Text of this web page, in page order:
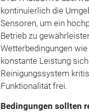
kontinuierlich die
Sensoren, um ein
Betrieb zu
Wetterbedingungen
konstante Leistung
Reinigungssystem
Funktionalität frei.
Bedingungen sollten